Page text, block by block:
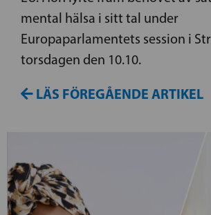
mental hälsa i sitt tal under
Europaparlamentets session i
torsdagen den 10.10.
LÄS FÖREGÅENDE ARTIKEL